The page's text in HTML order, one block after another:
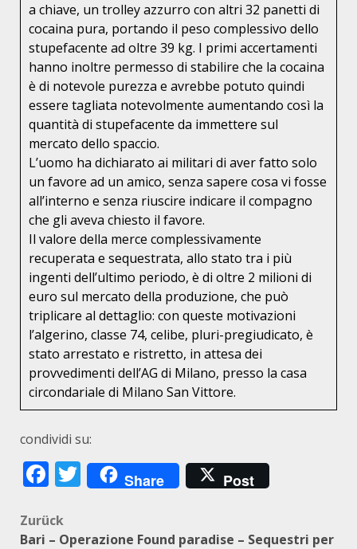
a chiave, un trolley azzurro con altri 32 panetti di
cocaina pura, portando il peso complessivo dello
stupefacente ad oltre 39 kg. I primi accertamenti
hanno inoltre permesso di stabilire che la cocaina
è di notevole purezza e avrebbe potuto quindi
essere tagliata notevolmente aumentando così la
quantità di stupefacente da immettere sul
mercato dello spaccio.
L’uomo ha dichiarato ai militari di aver fatto solo
un favore ad un amico, senza sapere cosa vi fosse
all’interno e senza riuscire indicare il compagno
che gli aveva chiesto il favore.
Il valore della merce complessivamente
recuperata e sequestrata, allo stato tra i più
ingenti dell’ultimo periodo, è di oltre 2 milioni di
euro sul mercato della produzione, che può
triplicare al dettaglio: con queste motivazioni
l’algerino, classe 74, celibe, pluri-pregiudicato, è
stato arrestato e ristretto, in attesa dei
provvedimenti dell’AG di Milano, presso la casa
circondariale di Milano San Vittore.
condividi su:
Facebook
Twitter
Share Post
Beitragsnavigation
Zurück
Bari – Operazione Found paradise – Sequestri per